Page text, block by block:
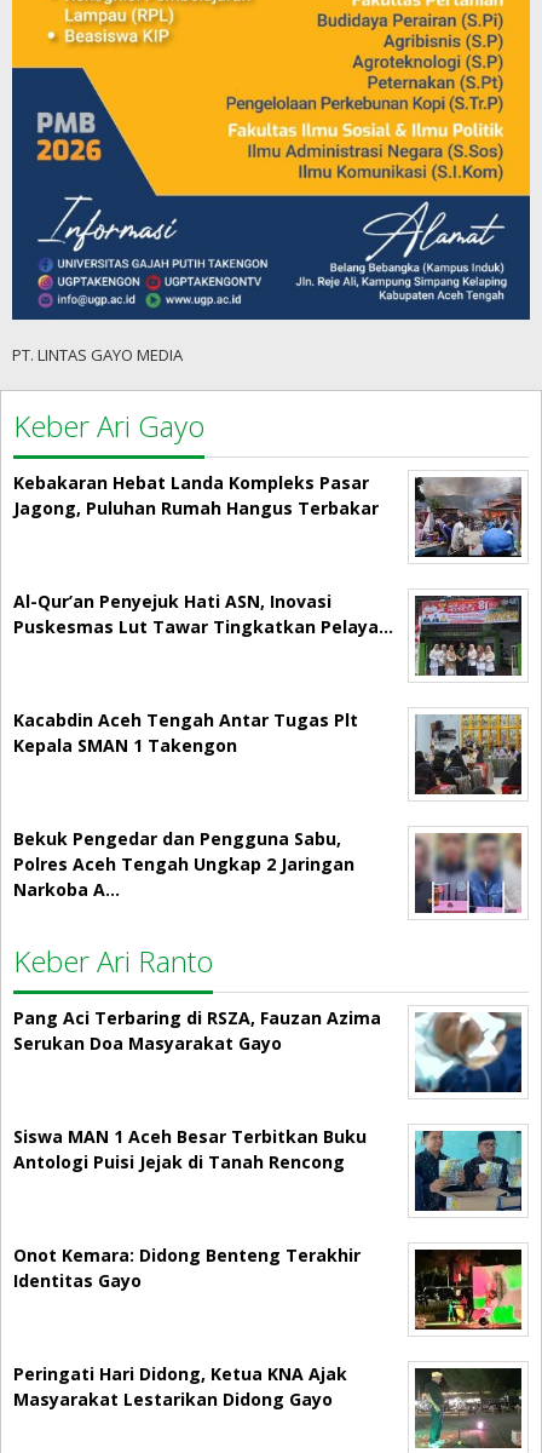
PT. LINTAS GAYO MEDIA
Keber Ari Gayo
Kebakaran Hebat Landa Kompleks Pasar
Jagong, Puluhan Rumah Hangus Terbakar
Al-Qur’an Penyejuk Hati ASN, Inovasi
Puskesmas Lut Tawar Tingkatkan Pelaya…
Kacabdin Aceh Tengah Antar Tugas Plt
Kepala SMAN 1 Takengon
Bekuk Pengedar dan Pengguna Sabu,
Polres Aceh Tengah Ungkap 2 Jaringan
Narkoba A…
Keber Ari Ranto
Pang Aci Terbaring di RSZA, Fauzan Azima
Serukan Doa Masyarakat Gayo
Siswa MAN 1 Aceh Besar Terbitkan Buku
Antologi Puisi Jejak di Tanah Rencong
Onot Kemara: Didong Benteng Terakhir
Identitas Gayo
Peringati Hari Didong, Ketua KNA Ajak
Masyarakat Lestarikan Didong Gayo